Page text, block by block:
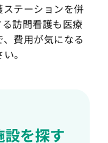
テーションを併
訪問看護も医療
費用が気になる
。